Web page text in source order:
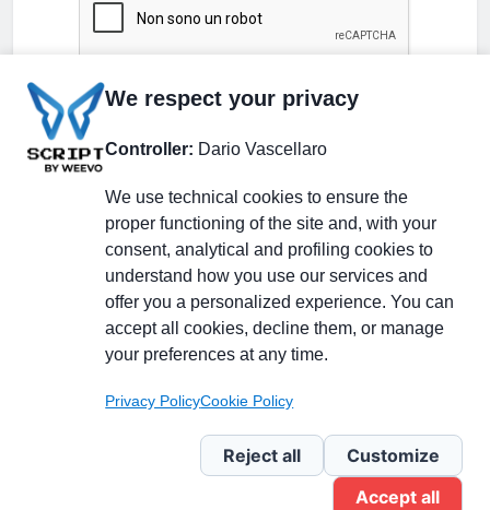
Partecipa alla discussione
Pagina Linkedin
Newsletter Linkedin
We respect your privacy
Controller: Dario Vascellaro
We use technical cookies to ensure the
proper functioning of the site and, with your
consent, analytical and profiling cookies to
understand how you use our services and
offer you a personalized experience. You can
accept all cookies, decline them, or manage
your preferences at any time.
Privacy PolicyCookie Policy
Reject all
Customize
Accept all